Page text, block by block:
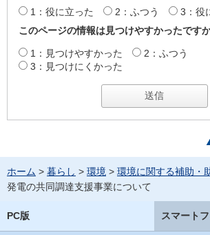
1：役に立った 2：ふつう
3：役
このページの情報は見つけやすかったです
1：見つけやすかった
2：ふつう
3：見つけにくかった
ホーム > 暮らし > 環境 > 環境に関する補助・
発電の共同調達支援事業について
PC版 スマート